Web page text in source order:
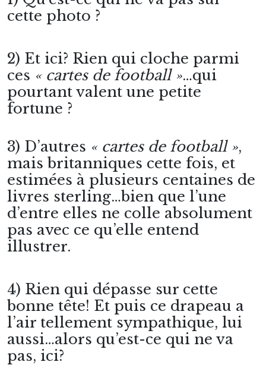
cette photo ?
2) Et ici? Rien qui cloche parmi
ces « cartes de football »…qui
pourtant valent une petite
fortune ?
3) D’autres « cartes de football »,
mais britanniques cette fois, et
estimées à plusieurs centaines de
livres sterling…bien que l’une
d’entre elles ne colle absolument
pas avec ce qu’elle entend
illustrer.
4) Rien qui dépasse sur cette
bonne tête! Et puis ce drapeau a
l’air tellement sympathique, lui
aussi…alors qu’est-ce qui ne va
pas, ici?